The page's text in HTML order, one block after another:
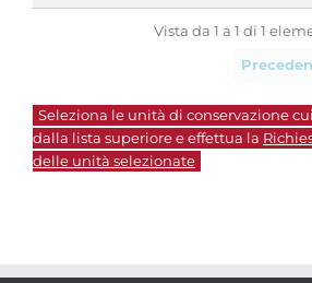
Vista da 1 a 1 di 1
Seleziona le unità di conservazione
dalla lista superiore e effettua la
delle unità selezionate